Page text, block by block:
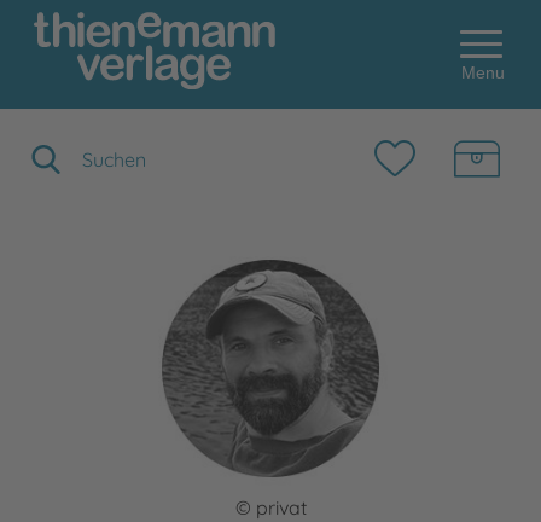
Menu
© privat